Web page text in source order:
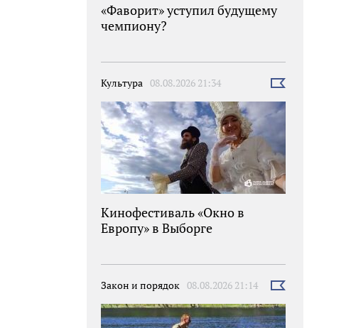
«Фаворит» уступил будущему
чемпиону?
Культура 08.08.2026 21:34
Выбрать
Кинофестиваль «Окно в
Европу» в Выборге
Закон и порядок 08.08.2026 21:14
Выбрать